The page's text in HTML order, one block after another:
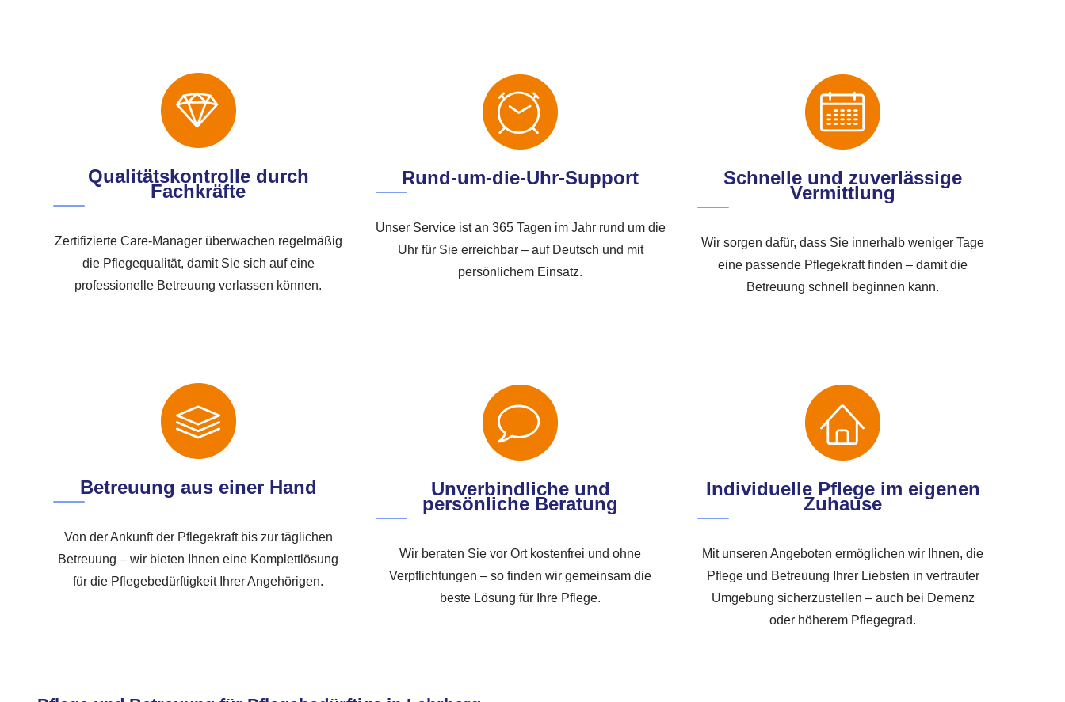
Qualitätskontrolle durch
Fachkräfte
Zertifizierte Care-Manager überwachen regelmäßig
die Pflegequalität, damit Sie sich auf eine
professionelle Betreuung verlassen können.
Rund-um-die-Uhr-Support
Unser Service ist an 365 Tagen im Jahr rund um die
Uhr für Sie erreichbar – auf Deutsch und mit
persönlichem Einsatz.
Schnelle und zuverlässige
Vermittlung
Wir sorgen dafür, dass Sie innerhalb weniger Tage
eine passende Pflegekraft finden – damit die
Betreuung schnell beginnen kann.
Betreuung aus einer Hand
Von der Ankunft der Pflegekraft bis zur täglichen
Betreuung – wir bieten Ihnen eine Komplettlösung
für die Pflegebedürftigkeit Ihrer Angehörigen.
Unverbindliche und
persönliche Beratung
Wir beraten Sie vor Ort kostenfrei und ohne
Verpflichtungen – so finden wir gemeinsam die
beste Lösung für Ihre Pflege.
Individuelle Pflege im eigenen
Zuhause
Mit unseren Angeboten ermöglichen wir Ihnen, die
Pflege und Betreuung Ihrer Liebsten in vertrauter
Umgebung sicherzustellen – auch bei Demenz
oder höherem Pflegegrad.